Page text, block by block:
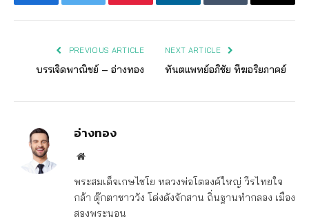
FacebookTwitter Pinterest LinkedInTumblr Email
PREVIOUS ARTICLE
บรรเจิดพาณิชย์ – อ่างทอง
NEXT ARTICLE
ทันตแพทย์อภิชัย ทีฆอริยภาคย์
อ่างทอง
Website
พระสมเด็จเกษไชโย หลวงพ่อโตองค์ใหญ่ วีรไทยใจ
กล้า ตุ๊กตาชาววัง โด่งดังจักสาน ถิ่นฐานทำกลอง เมือง
สองพระนอน